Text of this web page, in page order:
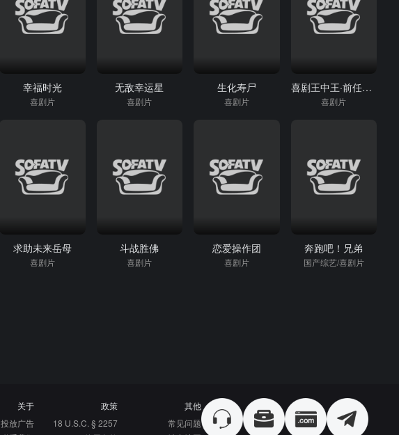
幸福时光
喜剧片
无敌幸运星
喜剧片
生化寿尸
喜剧片
喜剧王中王·前任归来
喜剧片
求助未来岳母
喜剧片
斗战胜佛
喜剧片
恋爱操作团
喜剧片
奔跑吧！兄弟
国产综艺/喜剧片
关于
投放广告
政策
18 U.S.C. § 2257
其他
常见问题